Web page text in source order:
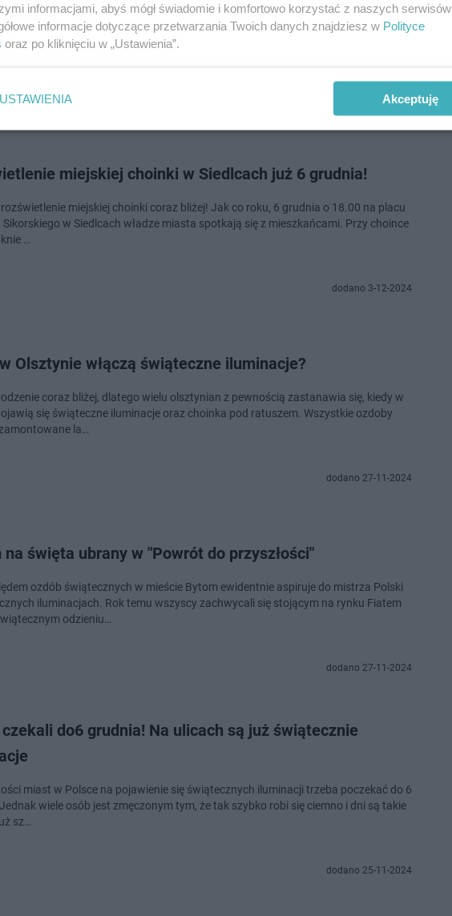
coraz bliżej święta Bożego Narodzenia. Świąteczne ozdoby i dekoracje
Biegańskiego i Aleje NMP, wiodące w kierunku Jasnej Góry. Trwają ostatnie
do jarmarku ś…
dodano 5-12-2024
miejskiej choinki w Siedlcach już 6 grudnia!
miejskiej choinki coraz bliżej! Jak co roku, 6 grudnia o 18.00 na placu
Sikorskiego w Siedlcach władze miasta spotkają się z mieszkańcami. Przy choince
…
dodano 3-12-2024
Olsztynie włączą świąteczne iluminacje?
coraz bliżej, dlatego wielu olsztynian z pewnością zastanawia się, kiedy w
się świąteczne iluminacje oraz choinka pod ratuszem. Wszystkie ozdoby
la…
dodano 27-11-2024
na święta ubrany w "Powrót do przyszłości"
ozdób świątecznych w mieście Bytom ewidentnie aspiruje do mistrza Polski
iluminacjach. Rok temu wszyscy zachwycali się stojącym na rynku Fiatem
odzieniu…
dodano 27-11-2024
do6 grudnia! Na ulicach są już świątecznie
miast w Polsce na pojawienie się świątecznych iluminacji trzeba poczekać do 6
wiele osób jest zmęczonym tym, że tak szybko robi się ciemno i dni są takie
sz…
dodano 25-11-2024
informacjami, abyś mógł świadomie i komfortowo korzystać z naszych serwisów
informacje dotyczące przetwarzania Twoich danych znajdziesz w Polityce
oraz po kliknięciu w „Ustawienia”.
USTAWIENIA Akceptuję